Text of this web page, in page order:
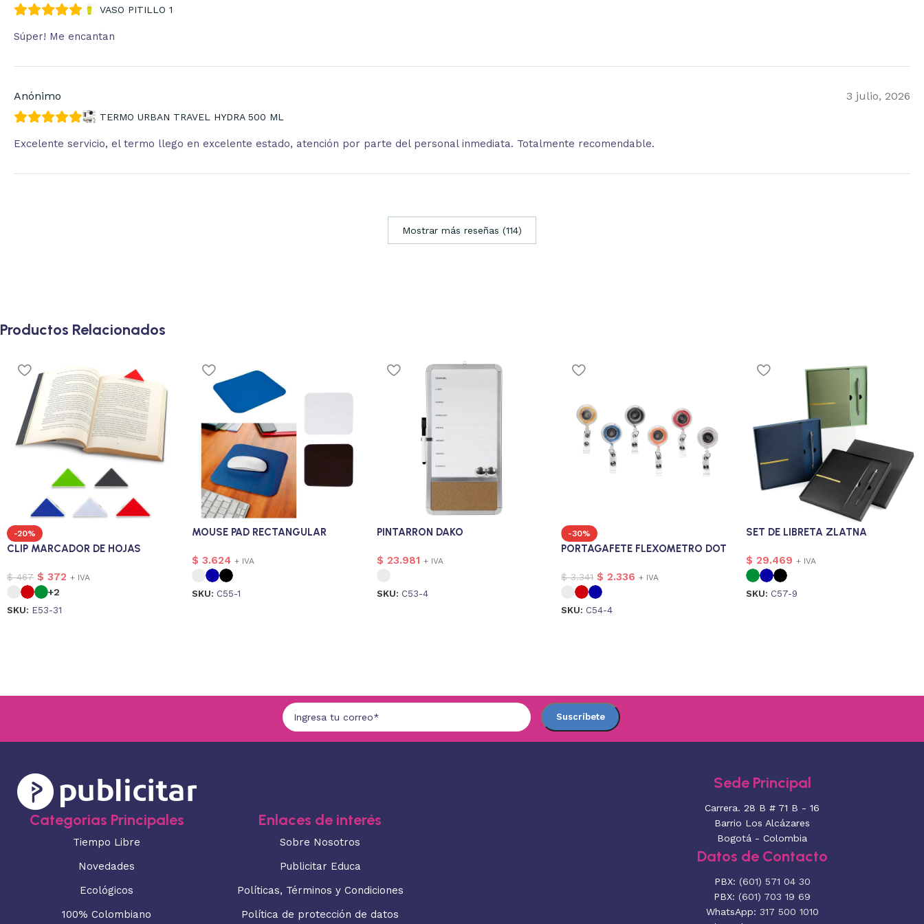
VASO PITILLO 1
Súper! Me encantan
Anónimo 3 julio, 2026
TERMO URBAN TRAVEL HYDRA 500 ML
Excelente servicio, el termo llego en excelente estado, atención por parte del personal inmediata. Totalmente recomendable.
Mostrar más reseñas (114)
Productos Relacionados
-20%
CLIP MARCADOR DE HOJAS
$467 $ 372 + IVA
+2
SKU: E53-31
MOUSE PAD RECTANGULAR
$ 3.624 + IVA
SKU: C55-1
PINTARRON DAKO
$ 23.981 + IVA
SKU: C53-4
-30%
PORTAGAFETE FLEXOMETRO DOT
$3.341 $ 2.336 + IVA
SKU: C54-4
SET DE LIBRETA ZLATNA
$ 29.469 + IVA
SKU: C57-9
Categorias Principales
Tiempo Libre
Novedades
Ecológicos
100% Colombiano
Enlaces de interés
Sobre Nosotros
Publicitar Educa
Políticas, Términos y Condiciones
Política de protección de datos
Sede Principal
Carrera. 28 B # 71 B - 16
Barrio Los Alcázares
Bogotá - Colombia
Datos de Contacto
PBX: (601) 571 04 30
PBX: (601) 703 19 69
WhatsApp: 317 500 1010